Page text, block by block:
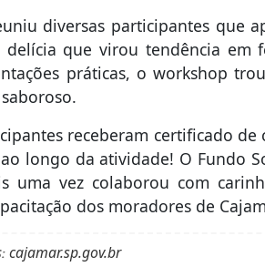
diversas participantes que
delícia que virou tendência em
práticas, o workshop
receberam certificado
longo da atividade! O Fundo
uma vez colaborou com
dos moradores de
cajamar.sp.gov.br